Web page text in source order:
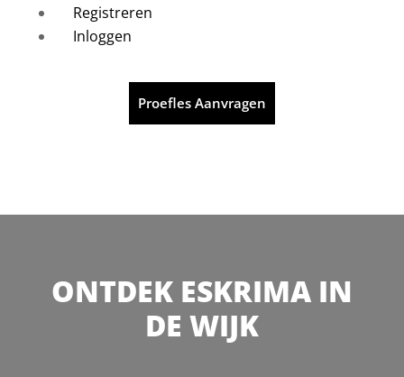
Registreren
Inloggen
Proefles Aanvragen
ONTDEK ESKRIMA IN
DE WIJK